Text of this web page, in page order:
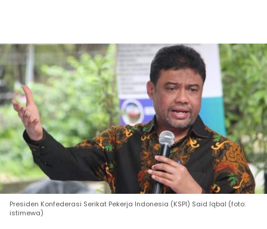
Presiden Konfederasi Serikat Pekerja Indonesia (KSPI) Said Iqbal (foto:
istimewa)